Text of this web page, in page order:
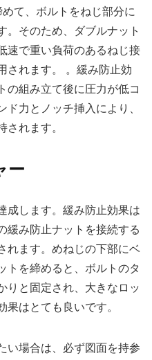
て、ボルトをねじ部分に
。そのため、ダブルナット
速で重い負荷のあるねじ接
されます。 。緩み防止効
の組み立て後に圧力が低コ
力とノッチ挿入により、
れます。
ー
成します。緩み防止効果は
緩み防止ナットを接続する
れます。めねじの下部にベ
トを締めると、ボルトのタ
りと固定され、大きなロッ
はとても良いです。
い場合は、必ず図面を持参